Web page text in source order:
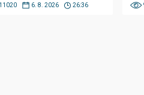
11020 6. 8. 2026 26:36